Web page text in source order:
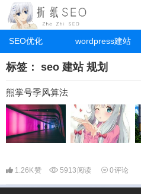
SEO优化 wordpress建站
标签： seo 建站 规划
熊掌号季风算法
1.26K赞 5913 阅读 0评论